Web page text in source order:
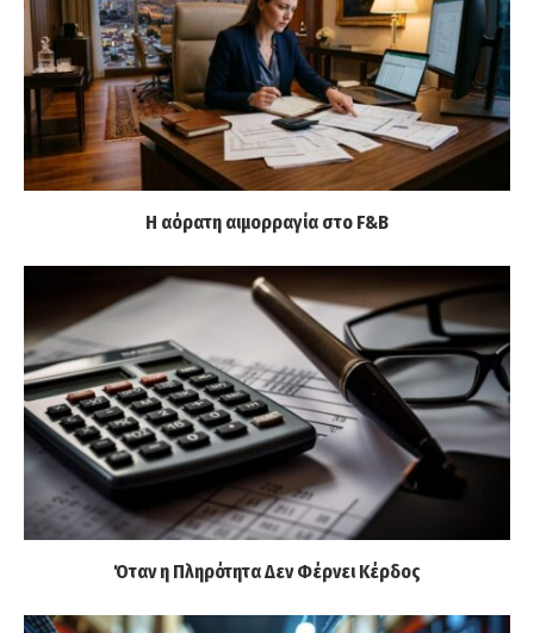
Η αόρατη αιμορραγία στο F&B
Όταν η Πληρότητα Δεν Φέρνει Κέρδος